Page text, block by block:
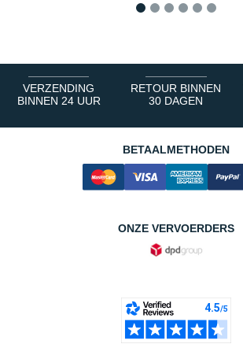
VERZENDING
BINNEN 24 UUR
RETOUR BINNEN
30 DAGEN
BETAALMETHODEN
ONZE VERVOERDERS